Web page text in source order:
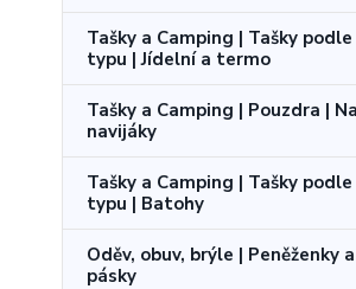
Tašky a Camping | Tašky podle
typu | Jídelní a termo
Tašky a Camping | Pouzdra | Na
navijáky
Tašky a Camping | Tašky podle
typu | Batohy
Oděv, obuv, brýle | Peněženky a
pásky